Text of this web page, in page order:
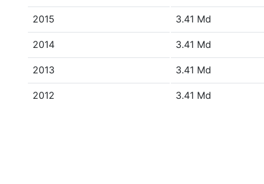
2015 3.41 Md
2014 3.41 Md
2013 3.41 Md
2012 3.41 Md